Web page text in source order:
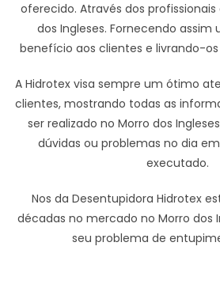
oferecido. Através dos profissionais
dos Ingleses. Fornecendo
benefício aos clientes e livrando-
A Hidrotex visa sempre um ótimo
clientes, mostrando todas as
ser realizado no Morro dos
dúvidas ou problemas no dia
executado.
Nos da Desentupidora Hidrotex
décadas no mercado no Morro dos
seu problema de